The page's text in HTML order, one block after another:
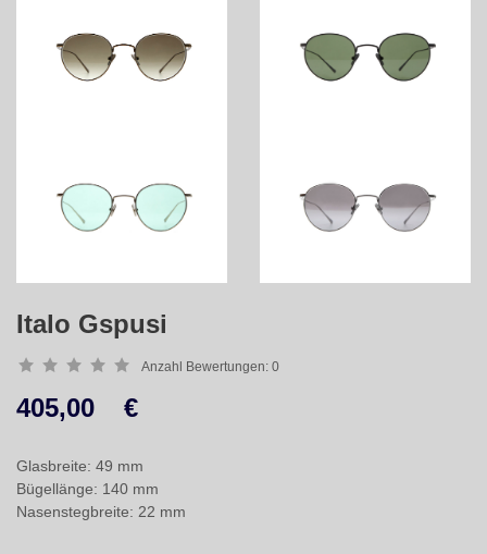
Italo Gspusi
Anzahl Bewertungen: 0
405,00 €
Glasbreite: 49 mm
Bügellänge: 140 mm
Nasenstegbreite: 22 mm